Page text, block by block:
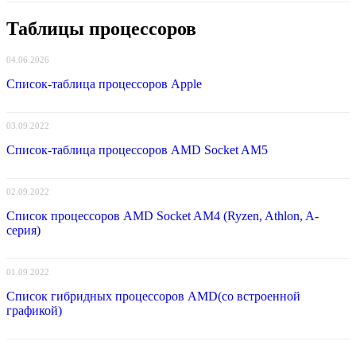
Таблицы процессоров
04.06.2026
Список-таблица процессоров Apple
03.09.2022
Список-таблица процессоров AMD Socket AM5
02.09.2022
Список процессоров AMD Socket AM4 (Ryzen, Athlon, A-
серия)
01.09.2022
Список гибридных процессоров AMD(со встроенной
графикой)